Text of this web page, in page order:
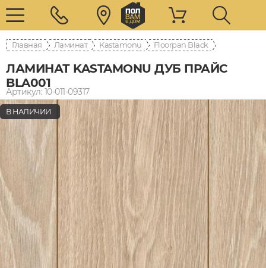
Главная Ламинат Kastamonu Floorpan Black
ЛАМИНАТ KASTAMONU ДУБ ПРАЙС
BLA001
Артикул: 10-011-09317
В НАЛИЧИИ